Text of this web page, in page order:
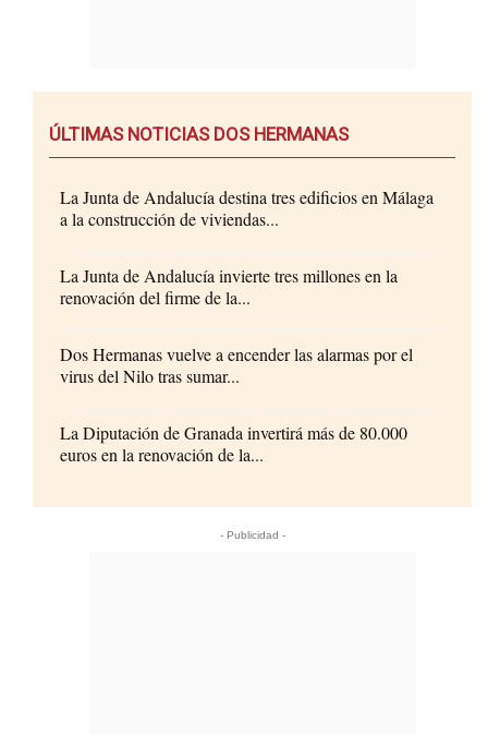
ÚLTIMAS NOTICIAS DOS HERMANAS
La Junta de Andalucía destina tres edificios en Málaga
a la construcción de viviendas...
La Junta de Andalucía invierte tres millones en la
renovación del firme de la...
Dos Hermanas vuelve a encender las alarmas por el
virus del Nilo tras sumar...
La Diputación de Granada invertirá más de 80.000
euros en la renovación de la...
- Publicidad -